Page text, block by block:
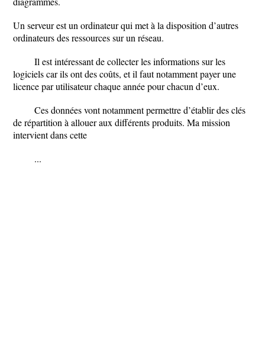
Un serveur est un ordinateur qui met à la disposition d’autres
ordinateurs des ressources sur un réseau.
Il est intéressant de collecter les informations sur les
logiciels car ils ont des coûts, et il faut notamment payer une
licence par utilisateur chaque année pour chacun d’eux.
Ces données vont notamment permettre d’établir des clés
de répartition à allouer aux différents produits. Ma mission
intervient dans cette
...